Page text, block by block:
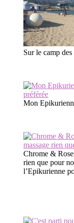
Sur le camp
Mon
Chrome &
rien que pour
l’Epikurienne